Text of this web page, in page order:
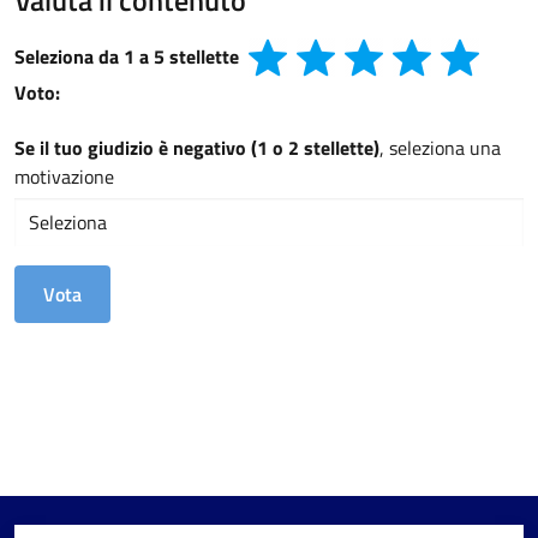
Seleziona da 1 a 5 stellette
Voto:
Se il tuo giudizio è negativo (1 o 2 stellette), seleziona una
motivazione